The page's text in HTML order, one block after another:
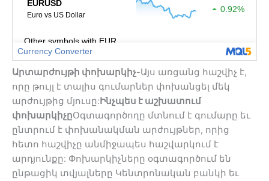
Արտարժույթի փոխարկիչ-Այս առցանց հաշվիչ է,
որը թույլ է տալիս գումարներ փոխանցել մեկ
արժույթից մյուսը:Ինչպես է աշխատում
փոխարկիչըՕգտագործողը մտնում է գումարը եւ
ընտրում է փոխանակման արժույթներ, որից
հետո հաշվիչը անմիջապես հաշվարկում է
արդյունքը: Փոխարկիչները օգտագործում են
ընթացիկ տվյալները Կենտրոնական բանկի եւ